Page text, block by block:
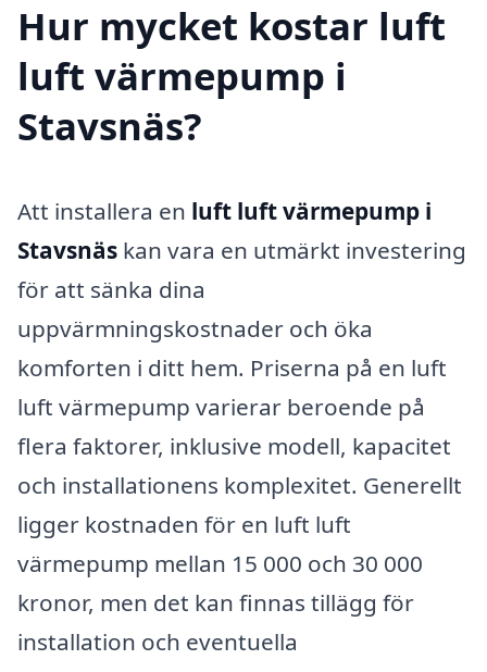
Hur mycket kostar luft
luft värmepump i
Stavsnäs?
Att installera en luft luft värmepump i
Stavsnäs kan vara en utmärkt investering
för att sänka dina
uppvärmningskostnader och öka
komforten i ditt hem. Priserna på en luft
luft värmepump varierar beroende på
flera faktorer, inklusive modell, kapacitet
och installationens komplexitet. Generellt
ligger kostnaden för en luft luft
värmepump mellan 15 000 och 30 000
kronor, men det kan finnas tillägg för
installation och eventuella